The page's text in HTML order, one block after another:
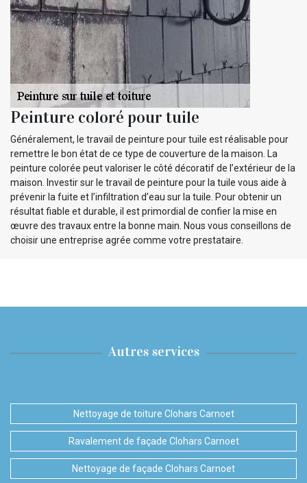
Peinture coloré pour tuile
Généralement, le travail de peinture pour tuile est réalisable pour
remettre le bon état de ce type de couverture de la maison. La
peinture colorée peut valoriser le côté décoratif de l’extérieur de la
maison. Investir sur le travail de peinture pour la tuile vous aide à
prévenir la fuite et l’infiltration d’eau sur la tuile. Pour obtenir un
résultat fiable et durable, il est primordial de confier la mise en
œuvre des travaux entre la bonne main. Nous vous conseillons de
choisir une entreprise agrée comme votre prestataire.
Autres services
Nettoyage de toiture Clohars Carnoet
Ravalement de façade Clohars Carnoet
Nettoyage de façade Clohars Carnoet